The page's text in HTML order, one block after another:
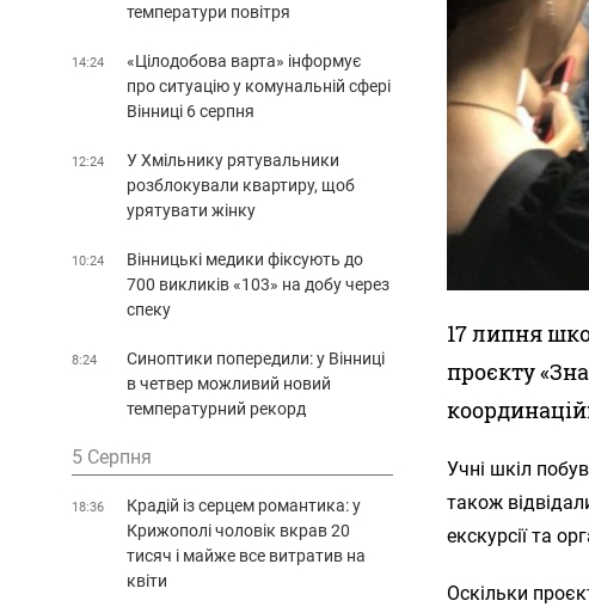
17 липня
проєкту
Учні шкіл
також
екскурсії та
Оскільки
температури повітря
14:24
«Цілодобова варта» інформує
про ситуацію у комунальній сфері
Вінниці 6 серпня
12:24
У Хмільнику рятувальники
розблокували квартиру, щоб
урятувати жінку
10:24
Вінницькі медики фіксують до
700 викликів «103» на добу через
спеку
8:24
Синоптики попередили: у Вінниці
в четвер можливий новий
температурний рекорд
5 Серпня
18:36
Крадій із серцем романтика: у
Крижополі чоловік вкрав 20
тисяч і майже все витратив на
квіти